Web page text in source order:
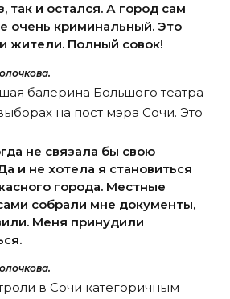
так и остался. А город сам
очень криминальный. Это
жители. Полный совок!
балерина Большого театра
на пост мэра Сочи. Это
не связала бы свою
и не хотела я становиться
города. Местные
собрали мне документы,
Меня принудили
в Сочи категоричным